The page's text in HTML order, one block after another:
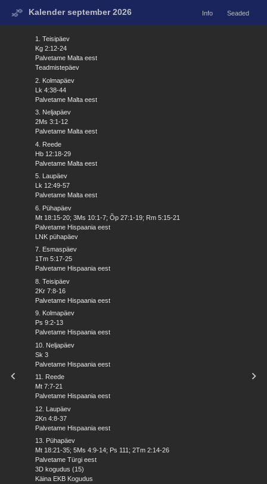
Kalender september 2026 Info Seaded
1. Teisipäev
Kg 2:12-24
Palvetame Malta eest
Teadmistepäev
2. Kolmapäev
Lk 4:38-44
Palvetame Malta eest
3. Neljapäev
2Ms 3:1-12
Palvetame Malta eest
4. Reede
Hb 12:18-29
Palvetame Malta eest
5. Laupäev
Lk 12:49-57
Palvetame Malta eest
6. Pühapäev
Mt 18:15-20; 3Ms 10:1-7; Õp 27:1-19; Rm 5:15-21
Palvetame Hispaania eest
LNK pühapäev
7. Esmaspäev
1Tm 5:17-25
Palvetame Hispaania eest
8. Teisipäev
2Kr 7:8-16
Palvetame Hispaania eest
9. Kolmapäev
Ps 9:2-13
Palvetame Hispaania eest
10. Neljapäev
Sk 3
Palvetame Hispaania eest
11. Reede
Mt 7:7-21
Palvetame Hispaania eest
12. Laupäev
2Kn 4:8-37
Palvetame Hispaania eest
13. Pühapäev
Mt 18:21-35; 5Ms 4:9-14; Ps 111; 2Tm 2:14-26
Palvetame Türgi eest
3D kogudus (15)
Käina EKB Kogudus